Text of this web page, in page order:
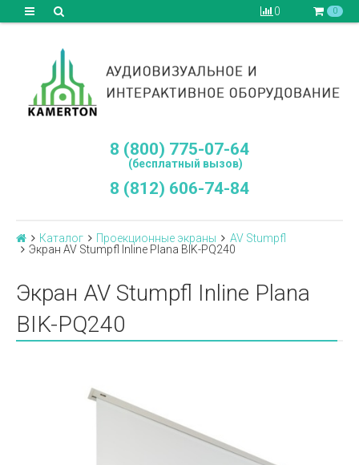
0 0
8 (800) 775-07-64
(бесплатный вызов)
8 (812) 606-74-84
Каталог Проекционные экраны
AV Stumpfl
Экран AV Stumpfl Inline Plana BIK-PQ240
Экран AV Stumpfl Inline Plana
BIK-PQ240